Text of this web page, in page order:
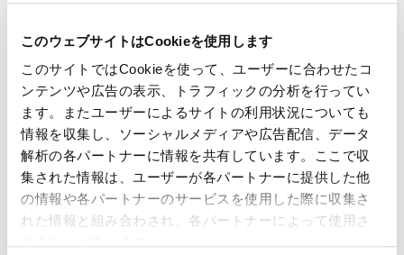
このウェブサイトはCookieを使用します
このサイトではCookieを使って、ユーザーに合わせたコ
ンテンツや広告の表示、トラフィックの分析を行ってい
ます。またユーザーによるサイトの利用状況についても
情報を収集し、ソーシャルメディアや広告配信、データ
解析の各パートナーに情報を共有しています。ここで収
集された情報は、ユーザーが各パートナーに提供した他
の情報や各パートナーのサービスを使用した際に収集さ
れた情報と組み合わされ、各パートナーによって使用さ
買プロセスに関与する組織内の個人の集まりです。このアプロ
とは稀で、さまざまな役割や影響力を持つグループによって行
われることを前提としています。リードでもアカウントでもな
く、購買グループという規模で考えていくのです。
従って、BtoBマーケティングにおける新しい基準として、
MQL（Marketing Qualified Leads）に代わって、
QBG（Qualified Buying Groups）について考える企業が増え
ることを予測します。とはいえ、購買グループをどのように特
定するかは非常に難しく、行動データや属性データなどを収集
し、AIの力も借りながら分析していく必要があります。そのた